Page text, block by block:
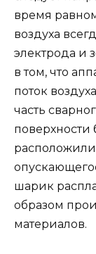
время
воздуха
электрода и
в том, что
поток
часть
расположили
шарик
образом
материалов.